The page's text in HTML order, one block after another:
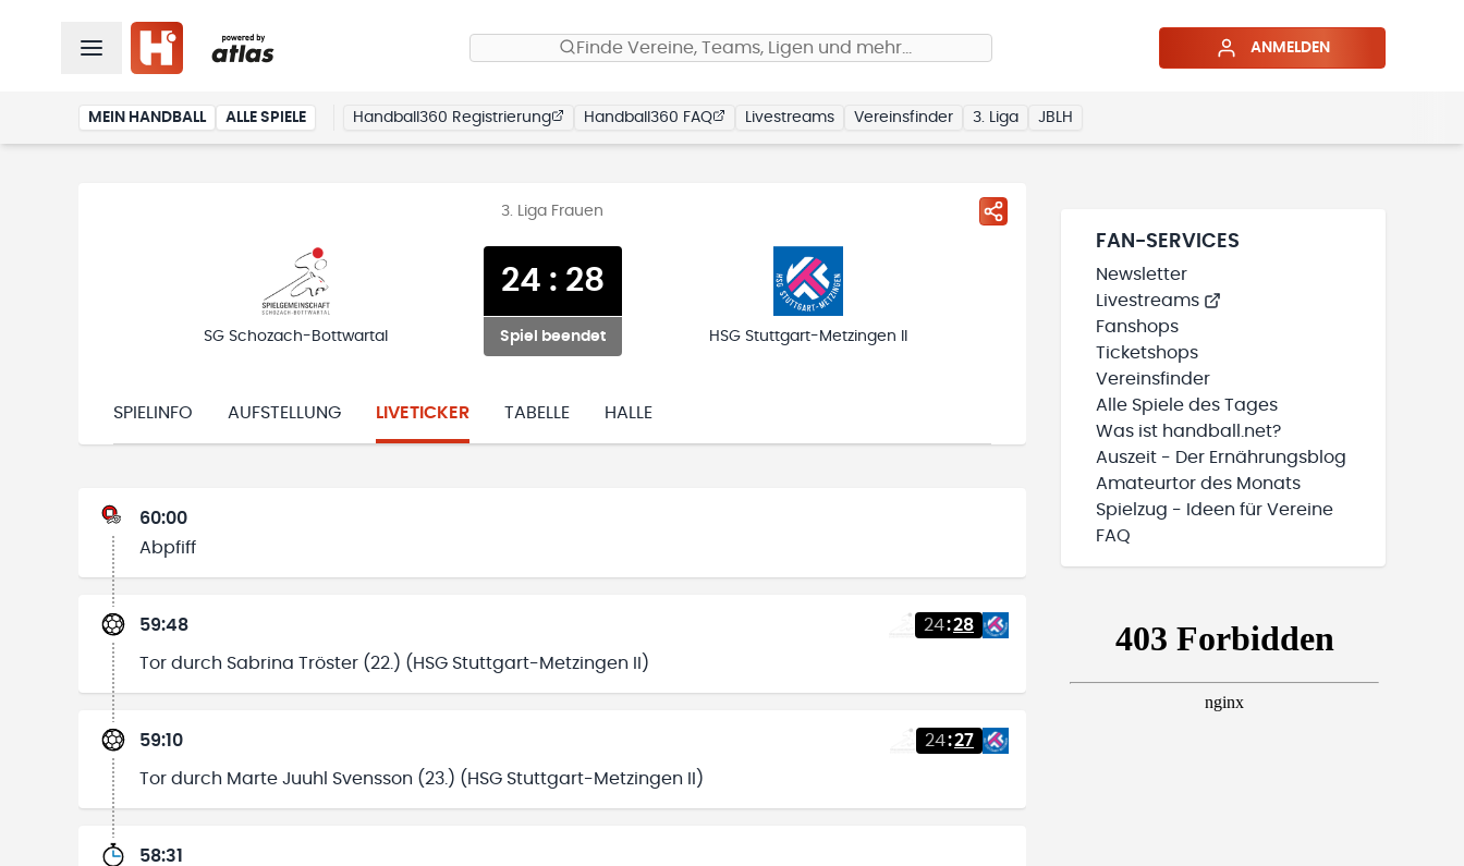
Finde Vereine, Teams, Ligen und mehr… ANMELDEN
MEIN HANDBALL ALLE SPIELE Handball360 Registrierung Handball360 FAQ Livestreams Vereinsfinder 3. Liga JBLH
3. Liga Frauen
SG Schozach-Bottwartal
24 : 28
Spiel beendet HSG Stuttgart-Metzingen II
SPIELINFO AUFSTELLUNG LIVETICKER TABELLE HALLE
60:00
Abpfiff
59:48 24:28
Tor durch Sabrina Tröster (22.) (HSG Stuttgart-Metzingen II)
59:10 24:27
Tor durch Marte Juuhl Svensson (23.) (HSG Stuttgart-Metzingen II)
58:31
FAN-SERVICES
Newsletter
Livestreams
Fanshops
Ticketshops
Vereinsfinder
Alle Spiele des Tages
Was ist handball.net?
Auszeit - Der Ernährungsblog
Amateurtor des Monats
Spielzug - Ideen für Vereine
FAQ